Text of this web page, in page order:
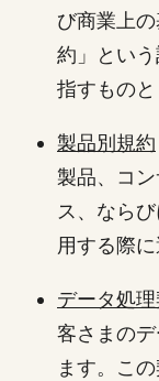
び商業上
約」とい
指すものと
製品別規約
製品、コ
ス、なら
用する際
データ処理
客さまの
ます。こ